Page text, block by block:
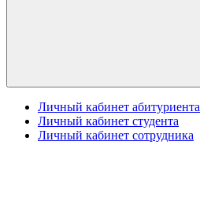
Личный кабинет абитуриента
Личный кабинет студента
Личный кабинет сотрудника